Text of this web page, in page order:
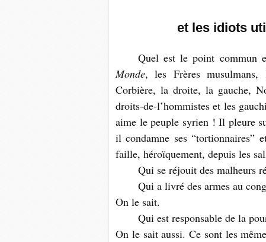
et les idiots
Quel est le point commun
Monde, les Frères
Corbière, la droite, la gauche,
droits-de-l’hommistes et les
aime le peuple syrien ! Il pleure
il condamne ses “tortionnaires”
faille, héroïquement, depuis les
Qui se réjouit des malheurs
Qui a livré des armes au
On le sait.
Qui est responsable de la
On le sait aussi. Ce sont les